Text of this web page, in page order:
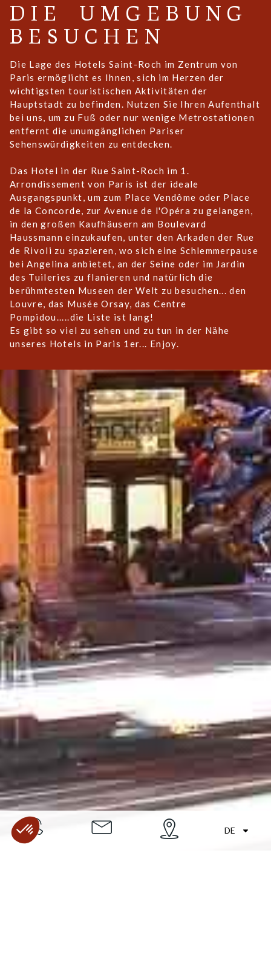
DIE UMGEBUNG
BESUCHEN
Die Lage des Hotels Saint-Roch im Zentrum von
Paris ermöglicht es Ihnen, sich im Herzen der
wichtigsten touristischen Aktivitäten der
Hauptstadt zu befinden. Nutzen Sie Ihren Aufenthalt
bei uns, um zu Fuß oder nur wenige Metrostationen
entfernt die unumgänglichen Pariser
Sehenswürdigkeiten zu entdecken.
Das Hotel in der Rue Saint-Roch im 1.
Arrondissement von Paris ist der ideale
Ausgangspunkt, um zum Place Vendôme oder Place
de la Concorde, zur Avenue de l'Opéra zu gelangen,
in den großen Kaufhäusern am Boulevard
Haussmann einzukaufen, unter den Arkaden der Rue
de Rivoli zu spazieren, wo sich eine Schlemmerpause
bei Angelina anbietet, an der Seine oder im Jardin
des Tuileries zu flanieren und natürlich die
berühmtesten Museen der Welt zu besuchen... den
Louvre, das Musée Orsay, das Centre
Pompidou.....die Liste ist lang!
Es gibt so viel zu sehen und zu tun in der Nähe
unseres Hotels in Paris 1er... Enjoy.
DE